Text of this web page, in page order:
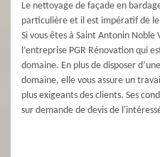
Le nettoyage de façade en
particulière et il est impératif de
Si vous êtes à Saint Antonin Noble
l’entreprise PGR Rénovation qui
domaine. En plus de disposer
domaine, elle vous assure un
plus exigeants des clients. Ses
sur demande de devis de